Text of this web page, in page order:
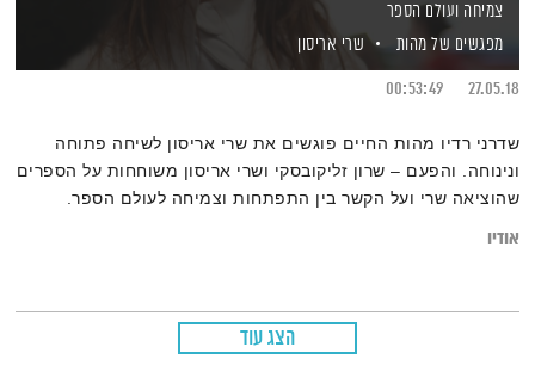
צמיחה ועולם הספר
מפגשים של מהות
שרי אריסון
27.05.18
00:53:49
שדרני רדיו מהות החיים פוגשים את שרי אריסון לשיחה פתוחה
ונינוחה. והפעם – שרון זליקובסקי ושרי אריסון משוחחות על הספרים
שהוציאה שרי ועל הקשר בין התפתחות וצמיחה לעולם הספר.
אודיו
הצג עוד